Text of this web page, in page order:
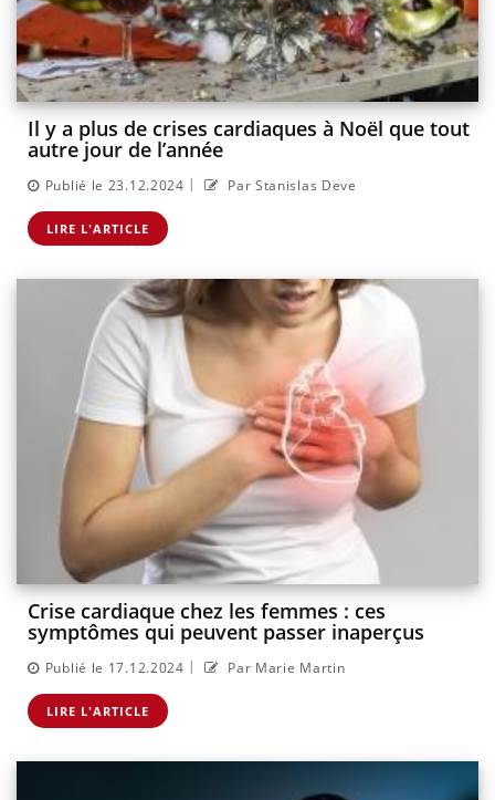
Il y a plus de crises cardiaques à Noël que tout
autre jour de l’année
Publié le 23.12.2024 | Par Stanislas Deve
LIRE L'ARTICLE
Crise cardiaque chez les femmes : ces
symptômes qui peuvent passer inaperçus
Publié le 17.12.2024 | Par Marie Martin
LIRE L'ARTICLE